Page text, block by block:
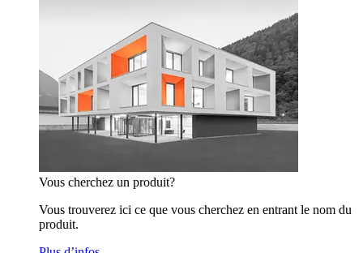
Vous cherchez un produit?
Vous trouverez ici ce que vous cherchez en entrant le nom du
produit.